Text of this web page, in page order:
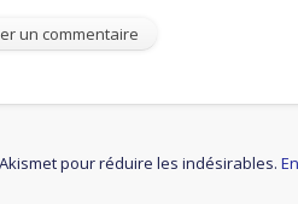
pour réduire les indésirables.